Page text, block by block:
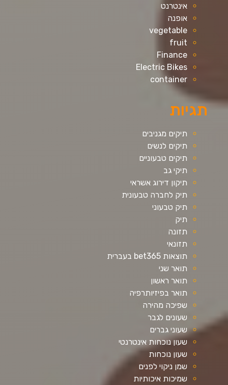
אינטרנט
אופנה
vegetable
fruit
Finance
Electric Bikes
container
תגיות
תיקים מגניבים
תיקים לנשים
תיקים טבעוניים
תיקי גב
תיקון דירוג אשראי
תיק לחברה טבעונית
תיק טבעוני
תיק
תזונה
תזונאי
תוצאות bet365 בעברית
תואר שני
תואר ראשון
תואר בפיזיותרפיה
שפיכה מהירה
שעונים לגבר
שעוני גברים
שעון נוכחות אינטרנטי
שעון נוכחות
שמן ניקוי לפנים
שמיכות איכותיות